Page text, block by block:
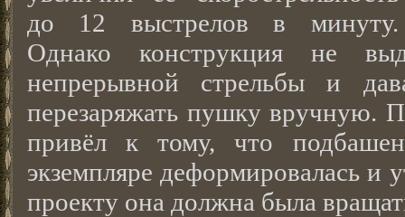
до 12 выстрелов в минуту.
Однако конструкция не
непрерывной стрельбы и
перезаряжать пушку вручную.
привёл к тому, что
экземпляре деформировалась и
проекту она должна была